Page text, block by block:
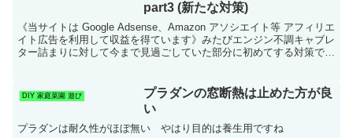
part3 (新たな対策)
《当サイトは Google Adsense、Amazon アソシエイト等 アフィリエ
イト広告を利用して収益を得ています》みたびエンジン不調キャブレ
ター詰まりに対して今まで見過ごしていた部分に初めてする対策で
DIY 家庭菜園 遊び
プラダンの窓断熱は止めた方が良
い
プラダンは耐久性がほぼ無い やはり目的は養生用ですね